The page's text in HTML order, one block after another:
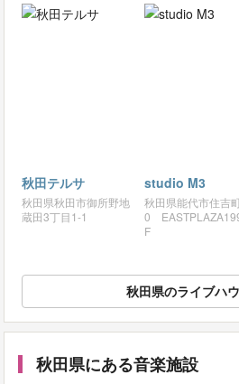
秋田テルサ
秋田県秋田市御所野地
蔵田3丁目1-1
studio M3
秋田県能代市住吉
0
F
秋田県のライブハ
秋田県にある音楽施設